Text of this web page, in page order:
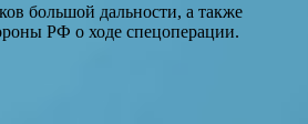
большой дальности, а также
РФ о ходе спецоперации.